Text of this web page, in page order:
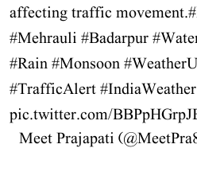
affecting traffic movement.
#Mehrauli #Badarpur
#Rain#Monsoon
#TrafficAlert#IndiaWeather
pic.twitter.com/